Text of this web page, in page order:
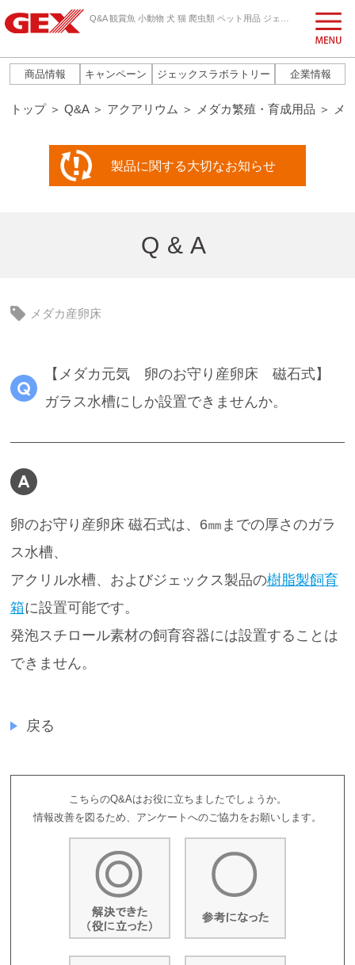
商品情報 キャンペーン ジェックスラボラトリー 企業情報
トップ＞ Q&A＞ アクアリウム ＞ メダカ繁殖・育成用品 ＞ メ
製品に関する大切なお知らせ
Q&A
メダカ産卵床
【メダカ元気 卵のお守り産卵床 磁石式】
ガラス水槽にしか設置できませんか。
卵のお守り産卵床 磁石式は、6㎜までの厚さのガラ
ス水槽、
アクリル水槽、およびジェックス製品の樹脂製飼育
箱に設置可能です。
発泡スチロール素材の飼育容器には設置することは
できません。
戻る
こちらのQ&Aはお役に立ちましたでしょうか。
情報改善を図るため、アンケートへのご協力をお願いします。